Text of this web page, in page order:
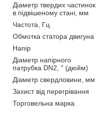
Діаметр твердих частинок
в підвішеному стані, мм
Частота, Гц
Обмотка статора двигуна
Напір
Діаметр напірного
патрубка DN2, " (дюйм)
Діаметр свердловини, мм
Захист від перегрівання
Торговельна марка